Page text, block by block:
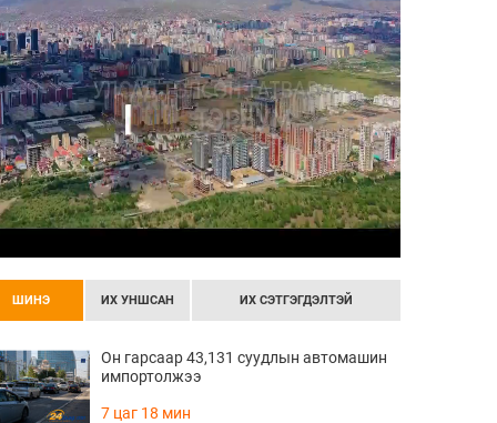
ШИНЭ ИХ УНШСАН ИХ СЭТГЭГДЭЛТЭЙ
Он гарсаар 43,131 суудлын автомашин
импортолжээ
7 цаг 18 мин